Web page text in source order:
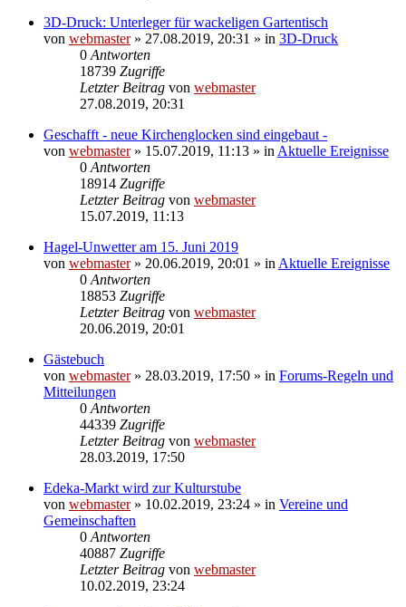
3D-Druck: Unterleger für wackeligen Gartentisch
von webmaster» 27.08.2019, 20:31 » in 3D-Druck
0 Antworten
18739 Zugriffe
Letzter Beitrag von webmaster
27.08.2019, 20:31
Geschafft - neue Kirchenglocken sind eingebaut -
von webmaster» 15.07.2019, 11:13 » in Aktuelle Ereignisse
0 Antworten
18914 Zugriffe
Letzter Beitrag von webmaster
15.07.2019, 11:13
Hagel-Unwetter am 15. Juni 2019
von webmaster» 20.06.2019, 20:01 » in Aktuelle Ereignisse
0 Antworten
18853 Zugriffe
Letzter Beitrag von webmaster
20.06.2019, 20:01
Gästebuch
von webmaster» 28.03.2019, 17:50 » in Forums-Regeln und
Mitteilungen
0 Antworten
44339 Zugriffe
Letzter Beitrag von webmaster
28.03.2019, 17:50
Edeka-Markt wird zur Kulturstube
von webmaster» 10.02.2019, 23:24 » in Vereine und
Gemeinschaften
0 Antworten
40887 Zugriffe
Letzter Beitrag von webmaster
10.02.2019, 23:24